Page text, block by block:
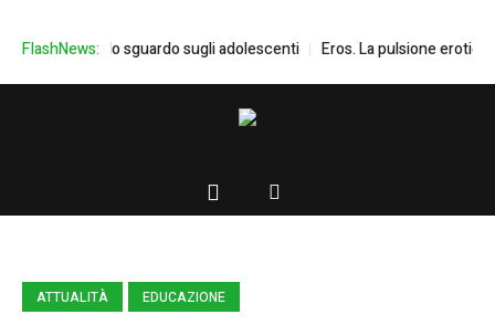
FlashNews:
Mazzi e lo sguardo sugli adolescenti Eros. La pulsione erotica in
ATTUALITÀ EDUCAZIONE